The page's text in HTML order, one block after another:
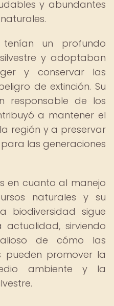
y abundantes
un profundo
y adoptaban
y conservar las
de extinción. Su
responsable de los
a mantener el
región y a preservar
las generaciones
en cuanto al manejo
naturales y su
biodiversidad sigue
sirviendo
de cómo las
pueden promover la
ambiente y la